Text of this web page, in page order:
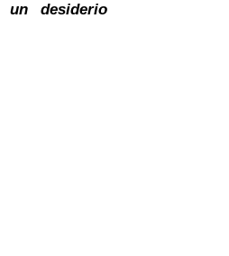
desiderio